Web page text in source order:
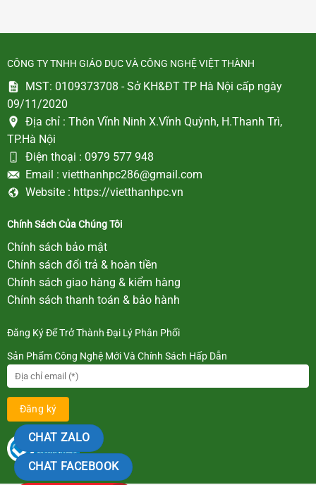
CÔNG TY TNHH GIÁO DỤC VÀ CÔNG NGHỆ VIỆT THÀNH
MST: 0109373708 - Sở KH&ĐT TP Hà Nội cấp ngày
09/11/2020
Địa chỉ : Thôn Vĩnh Ninh X.Vĩnh Quỳnh, H.Thanh Trì,
TP.Hà Nội
Điện thoại : 0979 577 948
Email : vietthanhpc286@gmail.com
Website : https://vietthanhpc.vn
Chính Sách Của Chúng Tôi
Chính sách bảo mật
Chính sách đổi trả & hoàn tiền
Chính sách giao hàng & kiểm hàng
Chính sách thanh toán & bảo hành
Đăng Ký Để Trở Thành Đại Lý Phân Phối
Sản Phẩm Công Nghệ Mới Và Chính Sách Hấp Dẫn
CHAT ZALO
CHAT FACEBOOK